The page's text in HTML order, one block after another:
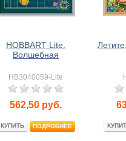
HOBBART Lite.
Волшебная
HB3040059-Lite
562,50 руб.
КУПИТЬ ПОДРОБНЕЕ